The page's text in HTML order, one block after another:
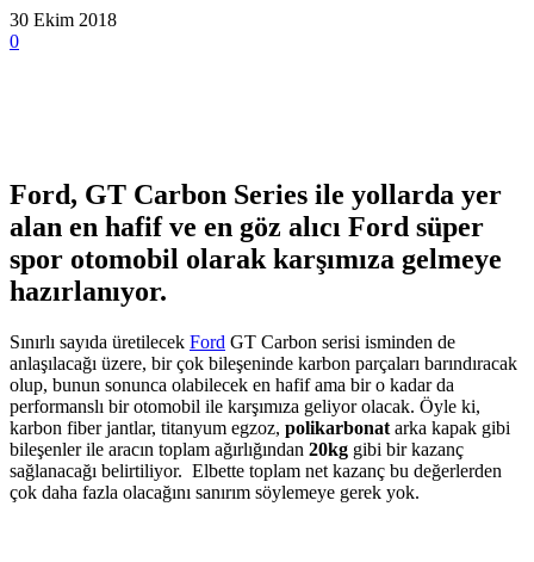
30 Ekim 2018
0
Ford, GT Carbon Series ile yollarda yer
alan en hafif ve en göz alıcı Ford süper
spor otomobil olarak karşımıza gelmeye
hazırlanıyor.
Sınırlı sayıda üretilecek Ford GT Carbon serisi isminden de
anlaşılacağı üzere, bir çok bileşeninde karbon parçaları barındıracak
olup, bunun sonunca olabilecek en hafif ama bir o kadar da
performanslı bir otomobil ile karşımıza geliyor olacak. Öyle ki,
karbon fiber jantlar, titanyum egzoz, polikarbonat arka kapak gibi
bileşenler ile aracın toplam ağırlığından 20kg gibi bir kazanç
sağlanacağı belirtiliyor. Elbette toplam net kazanç bu değerlerden
çok daha fazla olacağını sanırım söylemeye gerek yok.